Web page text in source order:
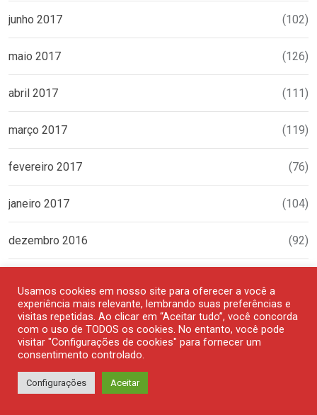
junho 2017 (102)
maio 2017 (126)
abril 2017 (111)
março 2017 (119)
fevereiro 2017 (76)
janeiro 2017 (104)
dezembro 2016 (92)
outubro 2016 (107)
setembro 2016
fevereiro 2016
Usamos cookies em nosso site para oferecer a você a
experiência mais relevante, lembrando suas preferências e
visitas repetidas. Ao clicar em “Aceitar tudo”, você concorda
com o uso de TODOS os cookies. No entanto, você pode
visitar "Configurações de cookies" para fornecer um
consentimento controlado.
Configurações Aceitar